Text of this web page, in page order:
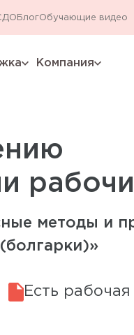
БлогОбучающие видео
expand_more Компанияexpand_more
методы и
Есть